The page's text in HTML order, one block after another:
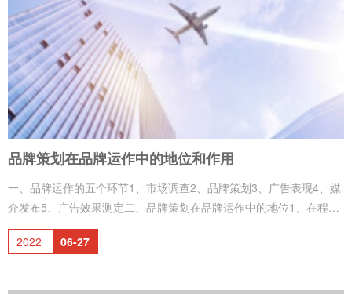
品牌策划在品牌运作中的地位和作用
一、品牌运作的五个环节1、市场调查2、品牌策划3、广告表现4、媒
介发布5、广告效果测定二、品牌策划在品牌运作中的地位1、在程序
上，品牌策划虽然是品牌运作的第二个环节，但实际上，大部分市场
调查是为品牌策划面进行的，包含在品牌策划运作之中，因此品牌策
2022 06-27